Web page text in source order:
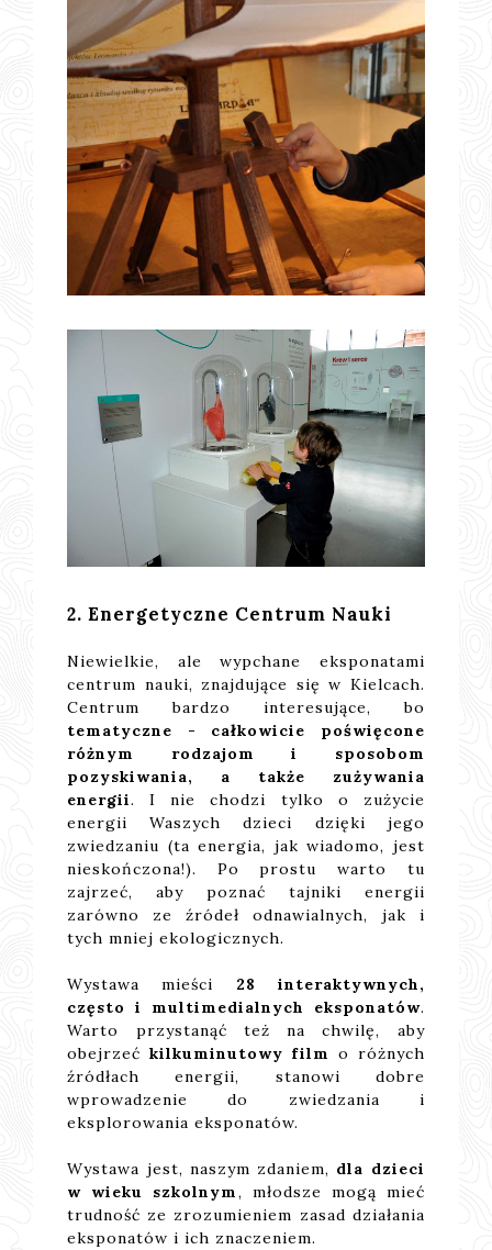
2. Energetyczne Centrum Nauki
Niewielkie, ale wypchane eksponatami
centrum nauki, znajdujące się w Kielcach.
Centrum bardzo interesujące, bo
tematyczne - całkowicie poświęcone
różnym rodzajom i sposobom
pozyskiwania, a także zużywania
energii. I nie chodzi tylko o zużycie
energii Waszych dzieci dzięki jego
zwiedzaniu (ta energia, jak wiadomo, jest
nieskończona!). Po prostu warto tu
zajrzeć, aby poznać tajniki energii
zarówno ze źródeł odnawialnych, jak i
tych mniej ekologicznych.
Wystawa mieści 28 interaktywnych,
często i multimedialnych eksponatów.
Warto przystanąć też na chwilę, aby
obejrzeć kilkuminutowy filmo różnych
źródłach energii, stanowi dobre
wprowadzenie do zwiedzania i
eksplorowania eksponatów.
Wystawa jest, naszym zdaniem, dla dzieci
w wieku szkolnym, młodsze mogą mieć
trudność ze zrozumieniem zasad działania
eksponatów i ich znaczeniem.